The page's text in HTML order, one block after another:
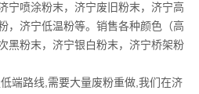
宁喷涂粉末，济宁废旧粉末，济宁高
，济宁低温粉等。销售各种颜色（高
黑粉末，济宁银白粉末，济宁桥架粉
端路线,需要大量废粉重做,我们在济